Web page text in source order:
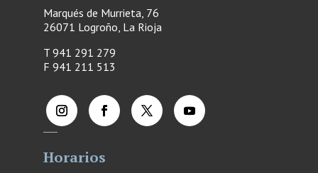
Marqués de Murrieta, 76
26071 Logroño, La Rioja
T 941 291 279
F 941 211 513
Horarios